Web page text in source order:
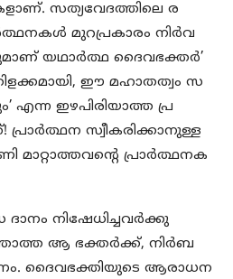
സത്യവേദത്തിലെ ര
മുറപ്രകാരം നിർവ
യഥാർത്ഥ ദൈവഭക്തർ’
ഈ മഹാതത്വം സ
എന്ന ഇഴപിരിയാത്ത പ്ര
സ്വീകരിക്കാനുള്ള
മാറ്റാത്തവൻ്റെ പ്രാർത്ഥനക
നിഷേധിച്ചവർക്കു
ആ ഭക്തർക്ക്, നിർബ
ദൈവഭക്തിയുടെ ആരാധന